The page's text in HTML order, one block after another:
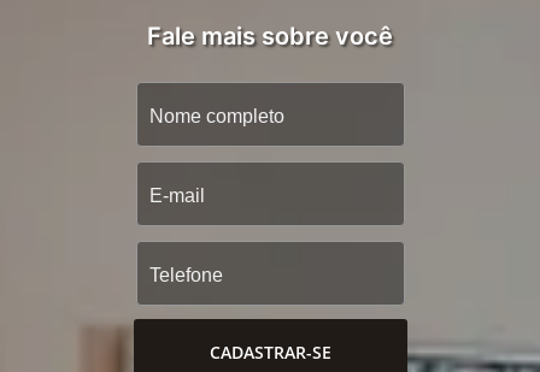
Fale mais sobre você
CADASTRAR-SE